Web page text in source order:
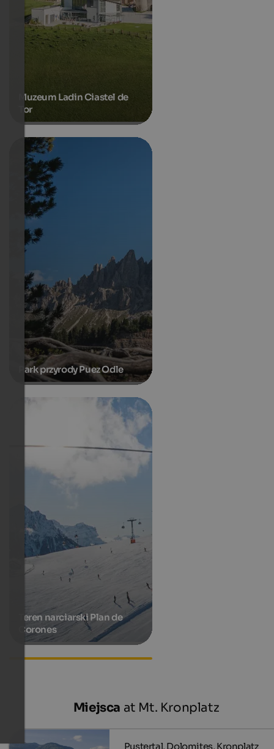
Muzeum Ladin Ciastel de
Tor
Park przyrody Puez Odle
Teren narciarski Plan de
Corones
Accommodations in St.
Martin in Thurn
Miejsca at Mt. Kronplatz